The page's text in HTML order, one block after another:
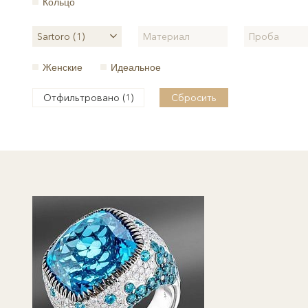
Sartoro (1) Материал Проба
Женские Идеальное
Отфильтровано (1 ) Сбросить